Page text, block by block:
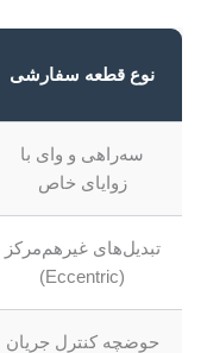
نوع قطعه سفارشی
سه‌راهی و وای با
زوایای خاص
تبدیل‌های غیرهم‌مرکز
(Eccentric)
حوضچه کنترل جریان